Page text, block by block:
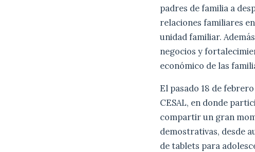
padres de familia a
relaciones familiares
unidad familiar.
negocios y
económico de las
El pasado 18 de
CESAL, en donde
compartir un gran
demostrativas, desde
de tablets para